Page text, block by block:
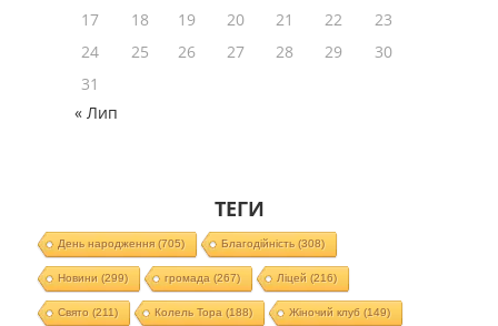
17
18 19 20 21 22
23
24
25 26 27 28 29
30
31
« Лип
ТЕГИ
День народження(705) Благодійність(308)
Новини (299) громада (267) Ліцей (216)
Свято (211) Колель Тора (188) Жіночий клуб (149)